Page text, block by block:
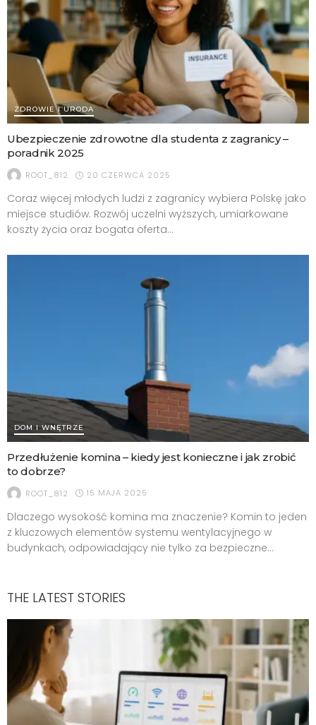
ZDROWIE I URODA
Ubezpieczenie zdrowotne dla studenta z zagranicy –
poradnik 2025
ROOT_812 20 CZERWCA 2025
Coraz więcej młodych ludzi z zagranicy wybiera Polskę jako
miejsce studiów. Rozwój uczelni wyższych, umiarkowane
koszty życia oraz bogata oferta...
DOM I WNĘTRZE
Przedłużenie komina – kiedy jest konieczne i jak zrobić
to dobrze?
ROOT_812 15 MAJA 2025
Dlaczego wysokość komina ma znaczenie? Komin to jeden
z kluczowych elementów systemu wentylacyjnego w
budynkach, odpowiadający nie tylko za bezpieczne...
THE LATEST STORIES